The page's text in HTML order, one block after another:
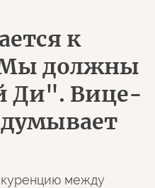
к
должны
Ди". Вице-
между